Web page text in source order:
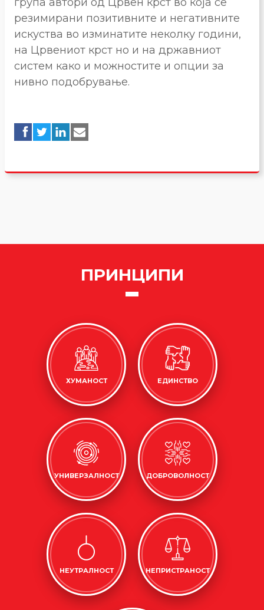
резимирани позитивните и негативните
искуства во изминатите неколку години,
на Црвениот крст но и на државниот
систем како и можностите и опции за
нивно подобрување.
ПРИНЦИПИ
ХУМАНОСТ ЕДИНСТВО
УНИВЕРЗАЛНОСТ ДОБРОВОЛНОСТ
НЕУТРАЛНОСТ НЕПРИСТРАНОСТ